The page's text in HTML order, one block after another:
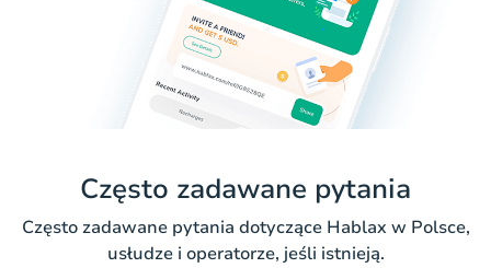
Często zadawane pytania
Często zadawane pytania dotyczące Hablax w Polsce,
usłudze i operatorze, jeśli istnieją.